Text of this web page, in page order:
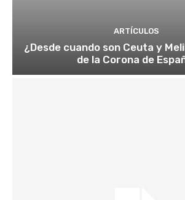
ARTÍCULOS
¿Desde cuando son Ceuta y
de la Corona de